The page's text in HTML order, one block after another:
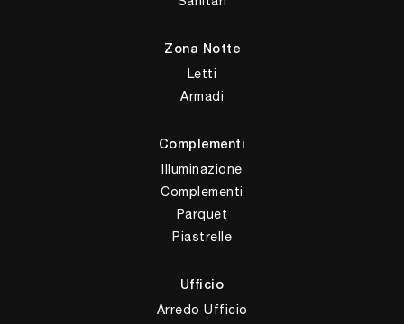
Zona Notte
Letti
Armadi
Complementi
Illuminazione
Complementi
Parquet
Piastrelle
Ufficio
Arredo Ufficio